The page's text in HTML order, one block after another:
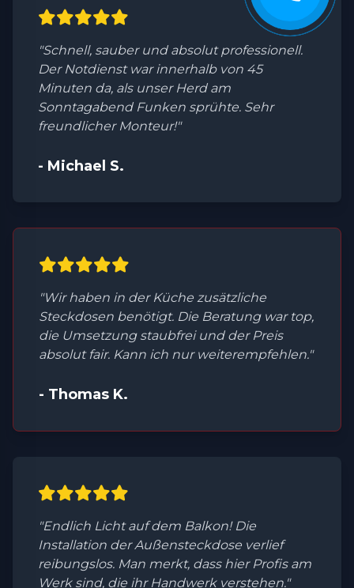
"Schnell, sauber und absolut professionell.
Der Notdienst war innerhalb von 45
Minuten da, als unser Herd am
Sonntagabend Funken sprühte. Sehr
freundlicher Monteur!"
- Michael S.
"Wir haben in der Küche zusätzliche
Steckdosen benötigt. Die Beratung war top,
die Umsetzung staubfrei und der Preis
absolut fair. Kann ich nur weiterempfehlen."
- Thomas K.
"Endlich Licht auf dem Balkon! Die
Installation der Außensteckdose verlief
reibungslos. Man merkt, dass hier Profis am
Werk sind, die ihr Handwerk verstehen."